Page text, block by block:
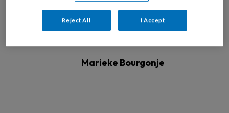
Marieke Bourgonje
Reject All I Accept